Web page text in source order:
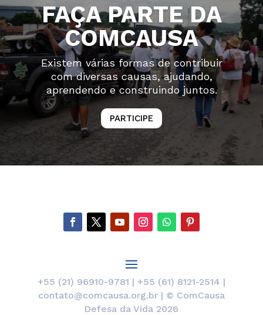
FAÇA PARTE DA
COMCAUSA
Existem várias formas de contribuir
com diversas causas, ajudando,
aprendendo e construindo juntos.
PARTICIPE
+55 (21) 96910-9781 | +55 (61) 8121-2514 |
contato@comcausa.org.br | © ComCausa
Defesa da Vida 2026